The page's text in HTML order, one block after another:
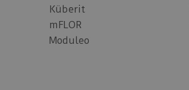
Küberit
mFLOR
Moduleo